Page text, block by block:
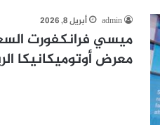
admin أبريل 8, 2026
ميسي فرانكفورت
معرض أوتوميكانيكا